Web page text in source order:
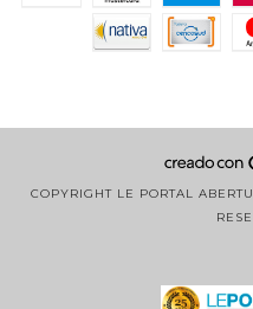
COPYRIGHT LE PORTAL